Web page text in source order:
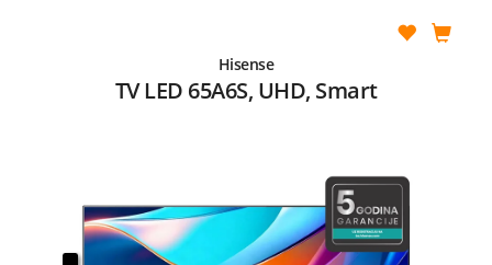
Hisense
TV LED 65A6S, UHD, Smart